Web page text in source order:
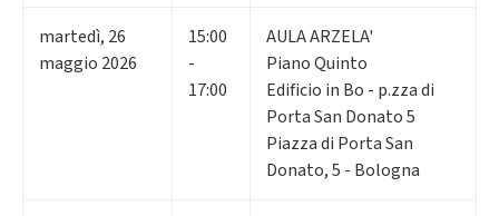
martedì, 26
maggio 2026
15:00
-
17:00
AULA ARZELA'
Piano Quinto
Edificio in Bo - p.zza di
Porta San Donato 5
Piazza di Porta San
Donato, 5 - Bologna